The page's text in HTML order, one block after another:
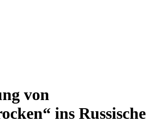
von
ins Russische